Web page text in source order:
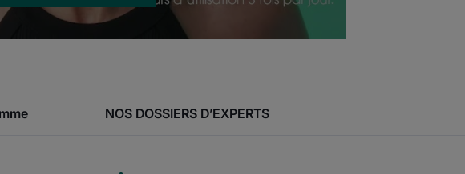
NOS DOSSIERS D’EXPERTS